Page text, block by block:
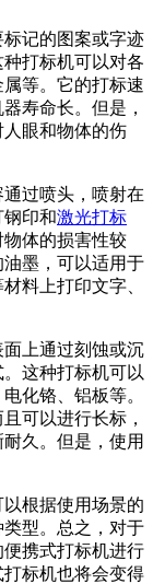
记的图案或字迹
打标机可以对各
等。它的打标速
寿命长。但是，
眼和物体的伤
过喷头，喷射在
印和激光打标
物体的损害性较
墨，可以适用于
料上打印文字、
上通过刻蚀或沉
这种打标机可以
化铬、铝板等。
可以进行长标，
久。但是，使用
根据使用场景的
型。总之，对于
携式打标机进行
标机也将会变得